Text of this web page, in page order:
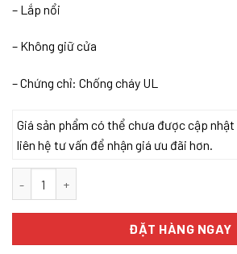
– Lắp nổi
– Không giữ cửa
– Chứng chỉ: Chống cháy UL
Giá sản phẩm có thể chưa được cập
liên hệ tư vấn để nhận giá ưu đãi hơn.
ĐẶT HÀNG NGAY